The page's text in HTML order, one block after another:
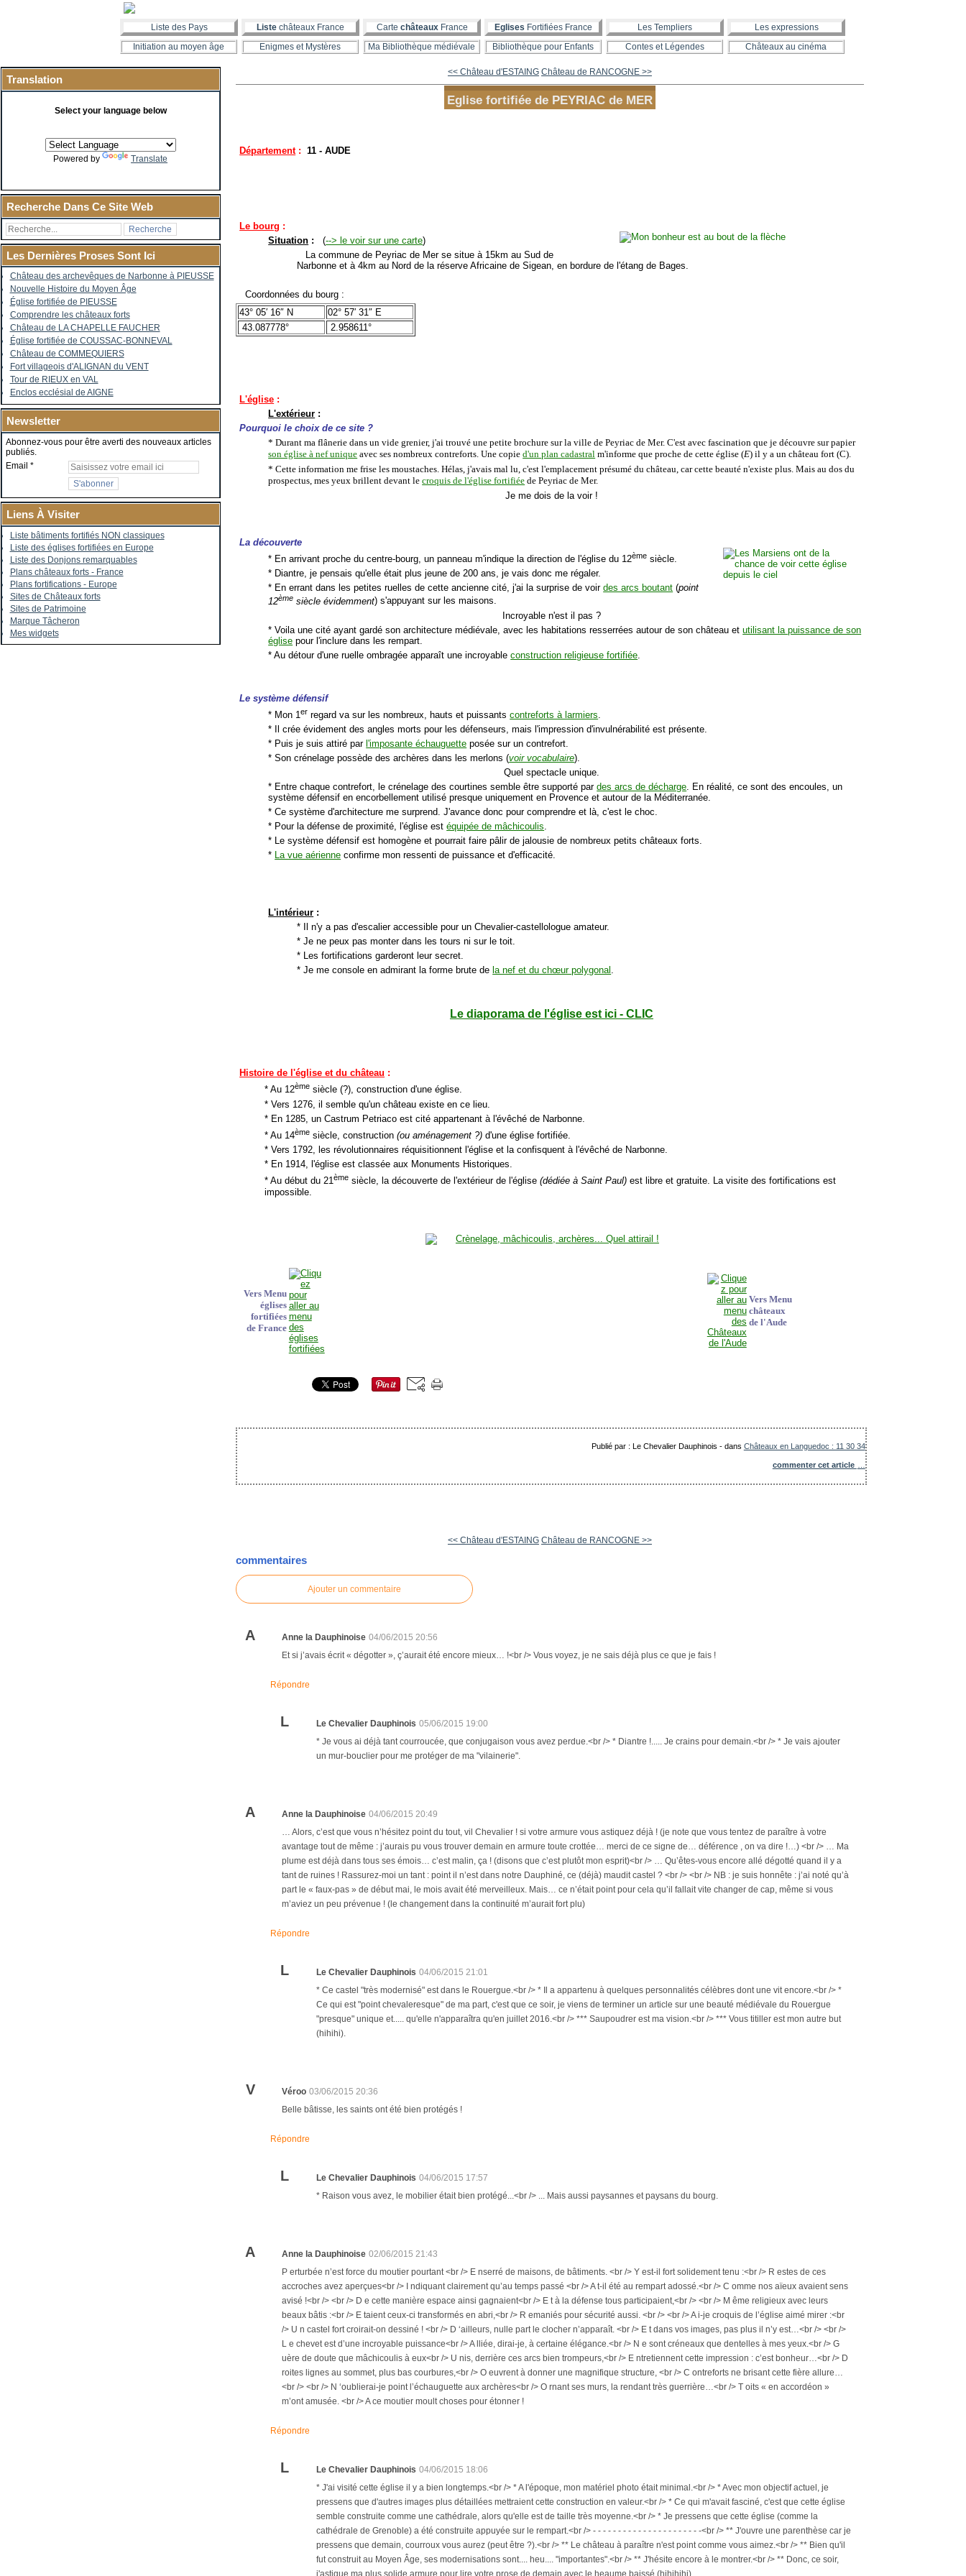
Liste des Pays Liste châteaux France Carte châteauxFrance Eglises Fortifiées France Les Templiers
Les expressions
Initiation au moyen âge
Enigmes et Mystères Ma Bibliothèque médiévale Bibliothèque pour Enfants Contes et Légendes Châteaux au cinéma
Translation
Select your language below
Powered by Translate
Recherche Dans Ce Site Web
Les Dernières Proses Sont Ici
Château des archevêques de Narbonne à PIEUSSE
Nouvelle Histoire du Moyen Âge
Église fortifiée de PIEUSSE
Comprendre les châteaux forts
Château de LA CHAPELLE FAUCHER
Église fortifiée de COUSSAC-BONNEVAL
Château de COMMEQUIERS
Fort villageois d'ALIGNAN du VENT
Tour de RIEUX en VAL
Enclos ecclésial de AIGNE
Newsletter
Abonnez-vous pour être averti des nouveaux articles
publiés.
Email
Liens À Visiter
Liste bâtiments fortifiés NON classiques
Liste des églises fortifiées en Europe
Liste des Donjons remarquables
Plans châteaux forts - France
Plans fortifications - Europe
Sites de Châteaux forts
Sites de Patrimoine
Marque Tâcheron
Mes widgets
<< Château d'ESTAING Château de RANCOGNE >>
Eglise fortifiée de PEYRIAC de MER
Département: 11 - AUDE
Le bourg :
Situation : (--> le voir sur une carte)
La commune de Peyriac de Mer se situe à 15km au Sud de
Narbonne et à 4km au Nord de la réserve Africaine de Sigean, en bordure de l'étang de Bages.
Coordonnées du bourg :
43° 05′ 16″ N
02° 57′ 31″ E
43.087778°
2.958611°
L'église :
L'extérieur :
Pourquoi le choix de ce site ?
* Durant ma flânerie dans un vide grenier, j'ai trouvé une petite brochure sur la ville de Peyriac de Mer. C'est avec fascination que je découvre sur papier
son église à nef unique avec ses nombreux contreforts. Une copied'un plan cadastral m'informe que proche de cette église (E) il y a un château fort (C).
* Cette information me frise les moustaches. Hélas, j'avais mal lu, c'est l'emplacement présumé du château, car cette beauté n'existe plus. Mais au dos du
prospectus, mes yeux brillent devant lecroquis de l'église fortifiée de Peyriac de Mer.
Je me dois de la voir !
La découverte
* En arrivant proche du centre-bourg, un panneau m'indique la direction de l'église du 12ème siècle.
* Diantre, je pensais qu'elle était plus jeune de 200 ans, je vais donc me régaler.
* En errant dans les petites ruelles de cette ancienne cité, j'ai la surprise de voirdes arcs boutant (point
12ème siècle évidemment) s'appuyant sur les maisons.
Incroyable n'est il pas ?
* Voila une cité ayant gardé son architecture médiévale, avec les habitations resserrées autour de son château etutilisant la puissance de son
église pour l'inclure dans les rempart.
* Au détour d'une ruelle ombragée apparaît une incroyableconstruction religieuse fortifiée
Le système défensif
* Mon 1er regard va sur les nombreux, hauts et puissantscontreforts à larmiers.
* Il crée évidement des angles morts pour les défenseurs, mais l'impression d'invulnérabilité est présente.
* Puis je suis attiré par l'imposante échauguette posée sur un contrefort.
* Son crénelage possède des archères dans les merlons (voir vocabulaire).
Quel spectacle unique.
* Entre chaque contrefort, le crénelage des courtines semble être supporté pardes arcs de décharge. En réalité, ce sont des encoules, un
système défensif en encorbellement utilisé presque uniquement en Provence et autour de la Méditerranée.
* Ce système d'architecture me surprend. J'avance donc pour comprendre et là, c'est le choc.
* Pour la défense de proximité, l'église estéquipée de mâchicoulis.
* Le système défensif est homogène et pourrait faire pâlir de jalousie de nombreux petits châteaux forts.
* La vue aérienne confirme mon ressenti de puissance et d'efficacité.
L'intérieur :
* Il n'y a pas d'escalier accessible pour un Chevalier-castellologue amateur.
* Je ne peux pas monter dans les tours ni sur le toit.
* Les fortifications garderont leur secret.
* Je me console en admirant la forme brute de la nef et du chœur polygonal .
Le diaporama de l'église est ici - CLIC
Histoire de l'église et du château :
* Au 12ème siècle (?), construction d'une église.
* Vers 1276, il semble qu'un château existe en ce lieu.
* En 1285, un Castrum Petriaco est cité appartenant à l'évêché de Narbonne.
* Au 14ème siècle, construction(ou aménagement ?) d'une église fortifiée.
* Vers 1792, les révolutionnaires réquisitionnent l'église et la confisquent à l'évêché de Narbonne.
* En 1914, l'église est classée aux Monuments Historiques.
* Au début du 21ème siècle, la découverte de l'extérieur de l'église(dédiée à Saint Paul) est libre et gratuite. La visite des fortifications est
impossible.
Vers Menu
églises
fortifiées
de France
Vers Menu
châteaux
de l'Aude
Publié par : Le Chevalier Dauphinois -dans Châteaux en Languedoc : 11 30 34
commenter cet article
<< Château d'ESTAING Château de RANCOGNE >>
commentaires
Ajouter un commentaire
A Anne la Dauphinoise 04/06/2015 20:56
Et si j’avais écrit « dégotter », ç’aurait été encore mieux… !<br /> Vous voyez, je ne sais déjà plus ce que je fais !
Répondre
L Le Chevalier Dauphinois 05/06/2015 19:00
* Je vous ai déjà tant courroucée, que conjugaison vous avez perdue.<br /> * Diantre !..... Je crains pour demain.<br /> * Je vais ajouter
un mur-bouclier pour me protéger de ma "vilainerie".
A Anne la Dauphinoise 04/06/2015 20:49
… Alors, c’est que vous n’hésitez point du tout, vil Chevalier ! si votre armure vous astiquez déjà ! (je note que vous tentez de paraître à votre
avantage tout de même : j’aurais pu vous trouver demain en armure toute crottée… merci de ce signe de… déférence , on va dire !…) <br /> … Ma
plume est déjà dans tous ses émois… c’est malin, ça ! (disons que c’est plutôt mon esprit)<br /> … Qu’êtes-vous encore allé dégotté quand il y a
tant de ruines ! Rassurez-moi un tant : point il n’est dans notre Dauphiné, ce (déjà) maudit castel ? <br /> <br /> NB : je suis honnête : j’ai noté qu’à
part le « faux-pas » de début mai, le mois avait été merveilleux. Mais… ce n’était point pour cela qu’il fallait vite changer de cap, même si vous
m’aviez un peu prévenue ! (le changement dans la continuité m’aurait fort plu)
Répondre
L Le Chevalier Dauphinois 04/06/2015 21:01
* Ce castel "très modernisé" est dans le Rouergue.<br /> * Il a appartenu à quelques personnalités célèbres dont une vit encore.<br /> *
Ce qui est "point chevaleresque" de ma part, c'est que ce soir, je viens de terminer un article sur une beauté médiévale du Rouergue
"presque" unique et..... qu'elle n'apparaîtra qu'en juillet 2016.<br /> *** Saupoudrer est ma vision.<br /> *** Vous titiller est mon autre but
(hihihi).
V Véroo 03/06/2015 20:36
Belle bâtisse, les saints ont été bien protégés !
Répondre
L Le Chevalier Dauphinois 04/06/2015 17:57
* Raison vous avez, le mobilier était bien protégé...<br /> ... Mais aussi paysannes et paysans du bourg.
A Anne la Dauphinoise 02/06/2015 21:43
P erturbée n’est force du moutier pourtant <br /> E nserré de maisons, de bâtiments. <br /> Y est-il fort solidement tenu :<br /> R estes de ces
accroches avez aperçues<br /> I ndiquant clairement qu’au temps passé <br /> A t-il été au rempart adossé.<br /> C omme nos aïeux avaient sens
avisé !<br /> <br /> D e cette manière espace ainsi gagnaient<br /> E t à la défense tous participaient,<br /> <br /> M ême religieux avec leurs
beaux bâtis :<br /> E taient ceux-ci transformés en abri,<br /> R emaniés pour sécurité aussi. <br /> <br /> A i-je croquis de l’église aimé mirer :<br
/> U n castel fort croirait-on dessiné ! <br /> D ‘ailleurs, nulle part le clocher n’apparaît. <br /> E t dans vos images, pas plus il n’y est…<br /> <br />
L e chevet est d’une incroyable puissance<br /> A lliée, dirai-je, à certaine élégance.<br /> N e sont créneaux que dentelles à mes yeux.<br /> G
uère de doute que mâchicoulis à eux<br /> U nis, derrière ces arcs bien trompeurs,<br /> E ntretiennent cette impression : c’est bonheur…<br /> D
roites lignes au sommet, plus bas courbures,<br /> O euvrent à donner une magnifique structure, <br /> C ontreforts ne brisant cette fière allure…
<br /> <br /> N ‘oublierai-je point l’échauguette aux archères<br /> O rnant ses murs, la rendant très guerrière…<br /> T oits « en accordéon »
m’ont amusée. <br /> A ce moutier moult choses pour étonner !
Répondre
L Le Chevalier Dauphinois 04/06/2015 18:06
* J'ai visité cette église il y a bien longtemps.<br /> * A l'époque, mon matériel photo était minimal.<br /> * Avec mon objectif actuel, je
pressens que d'autres images plus détaillées mettraient cette construction en valeur.<br /> * Ce qui m'avait fasciné, c'est que cette église
semble construite comme une cathédrale, alors qu'elle est de taille très moyenne.<br /> * Je pressens que cette église (comme la
cathédrale de Grenoble) a été construite appuyée sur le rempart.<br /> - - - - - - - - - - - - - - - - - - - - - -<br /> ** J'ouvre une parenthèse car je
pressens que demain, courroux vous aurez (peut être ?).<br /> ** Le château à paraître n'est point comme vous aimez.<br /> ** Bien qu'il
fut construit au Moyen Âge, ses modernisations sont.... heu.... "importantes".<br /> ** J'hésite encore à le montrer.<br /> ** Donc, ce soir,